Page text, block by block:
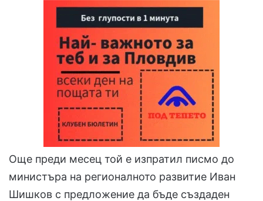
Още преди месец той е изпратил писмо до
министъра на регионалното развитие Иван
Шишков с предложение да бъде създаден